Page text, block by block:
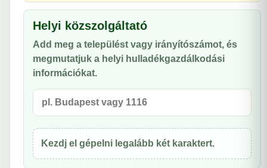
Helyi közszolgáltató
Add meg a települést vagy irányítószámot, és
megmutatjuk a helyi hulladékgazdálkodási
információkat.
Kezdj el gépelni legalább két karaktert.